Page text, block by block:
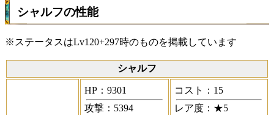
シャルフの性能
※ステータスはLv120+297時のものを掲載しています
シャルフ
HP：9301
攻撃：5394
コスト：15
レア度：★5